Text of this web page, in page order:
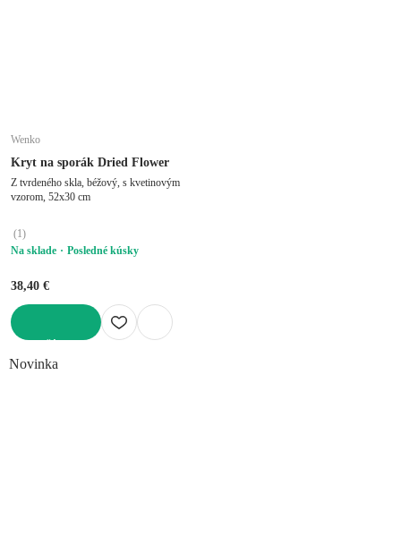
Wenko
Kryt na sporák Dried Flower
Z tvrdeného skla, béžový, s kvetinovým
vzorom, 52x30 cm
(1)
Na sklade
Posledné kúsky
38,40 €
Novinka